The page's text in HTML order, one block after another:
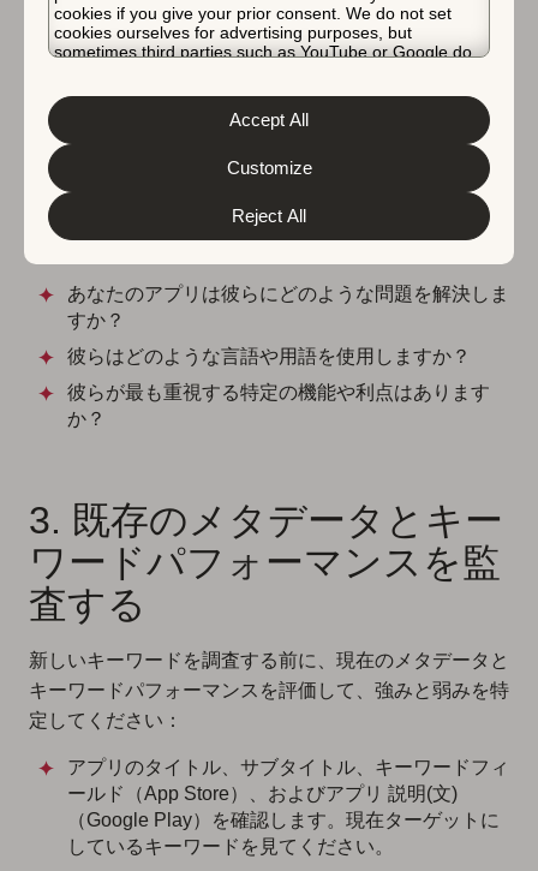
cookies if you give your prior consent. We do not set
cookies ourselves for advertising purposes, but
sometimes third parties such as YouTube or Google do.
about the protection of your personal data and the
different cookies we use, please read our
&
. You can customize your cookie settings
and preferences by clicking the “Customize” button.
Reject All
Customize
Accept All
選択が導かれ、成功を測定するのに役立ちます。
2. ターゲットオーディエン
スを調査する
ターゲットオーディエンスと、彼らが類似のアプリを発
見する方法を特定してください。以下の質問を自問して
ください：
あなたのアプリは彼らにどのような問題を解決しま
すか？
彼らはどのような言語や用語を使用しますか？
彼らが最も重視する特定の機能や利点はあります
か？
3. 既存のメタデータとキー
ワードパフォーマンスを監
査する
新しいキーワードを調査する前に、現在のメタデータと
キーワードパフォーマンスを評価して、強みと弱みを特
定してください：
アプリのタイトル、サブタイトル、キーワードフィ
ールド（App Store）、およびアプリ 説明(文)
（Google Play）を確認します。現在ターゲットに
しているキーワードを見てください。